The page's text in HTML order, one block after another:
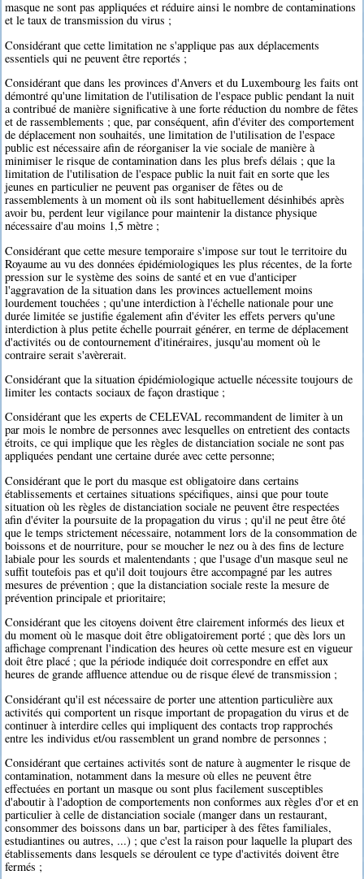
masque ne sont pas appliquées et réduire ainsi le nombre de contaminations
et le taux de transmission du virus ;
Considérant que cette limitation ne s'applique pas aux déplacements
essentiels qui ne peuvent être reportés ;
Considérant que dans les provinces d'Anvers et du Luxembourg les faits ont
démontré qu'une limitation de l'utilisation de l'espace public pendant la nuit
a contribué de manière significative à une forte réduction du nombre de fêtes
et de rassemblements ; que, par conséquent, afin d'éviter des comportement
de déplacement non souhaités, une limitation de l'utilisation de l'espace
public est nécessaire afin de réorganiser la vie sociale de manière à
minimiser le risque de contamination dans les plus brefs délais ; que la
limitation de l'utilisation de l'espace public la nuit fait en sorte que les
jeunes en particulier ne peuvent pas organiser de fêtes ou de
rassemblements à un moment où ils sont habituellement désinhibés après
avoir bu, perdent leur vigilance pour maintenir la distance physique
nécessaire d'au moins 1,5 mètre ;
Considérant que cette mesure temporaire s'impose sur tout le territoire du
Royaume au vu des données épidémiologiques les plus récentes, de la forte
pression sur le système des soins de santé et en vue d'anticiper
l'aggravation de la situation dans les provinces actuellement moins
lourdement touchées ; qu'une interdiction à l'échelle nationale pour une
durée limitée se justifie également afin d'éviter les effets pervers qu'une
interdiction à plus petite échelle pourrait générer, en terme de déplacement
d'activités ou de contournement d'itinéraires, jusqu'au moment où le
contraire serait s'avèrerait.
Considérant que la situation épidémiologique actuelle nécessite toujours de
limiter les contacts sociaux de façon drastique ;
Considérant que les experts de CELEVAL recommandent de limiter à un
par mois le nombre de personnes avec lesquelles on entretient des contacts
étroits, ce qui implique que les règles de distanciation sociale ne sont pas
appliquées pendant une certaine durée avec cette personne;
Considérant que le port du masque est obligatoire dans certains
établissements et certaines situations spécifiques, ainsi que pour toute
situation où les règles de distanciation sociale ne peuvent être respectées
afin d'éviter la poursuite de la propagation du virus ; qu'il ne peut être ôté
que le temps strictement nécessaire, notamment lors de la consommation de
boissons et de nourriture, pour se moucher le nez ou à des fins de lecture
labiale pour les sourds et malentendants ; que l'usage d'un masque seul ne
suffit toutefois pas et qu'il doit toujours être accompagné par les autres
mesures de prévention ; que la distanciation sociale reste la mesure de
prévention principale et prioritaire;
Considérant que les citoyens doivent être clairement informés des lieux et
du moment où le masque doit être obligatoirement porté ; que dès lors un
affichage comprenant l'indication des heures où cette mesure est en vigueur
doit être placé ; que la période indiquée doit correspondre en effet aux
heures de grande affluence attendue ou de risque élevé de transmission ;
Considérant qu'il est nécessaire de porter une attention particulière aux
activités qui comportent un risque important de propagation du virus et de
continuer à interdire celles qui impliquent des contacts trop rapprochés
entre les individus et/ou rassemblent un grand nombre de personnes ;
Considérant que certaines activités sont de nature à augmenter le risque de
contamination, notamment dans la mesure où elles ne peuvent être
effectuées en portant un masque ou sont plus facilement susceptibles
d'aboutir à l'adoption de comportements non conformes aux règles d'or et en
particulier à celle de distanciation sociale (manger dans un restaurant,
consommer des boissons dans un bar, participer à des fêtes familiales,
estudiantines ou autres, ...) ; que c'est la raison pour laquelle la plupart des
établissements dans lesquels se déroulent ce type d'activités doivent être
fermés ;